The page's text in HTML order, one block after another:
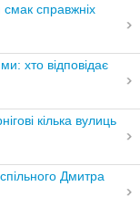
справжніх
хто відповідає
кілька вулиць
Дмитра